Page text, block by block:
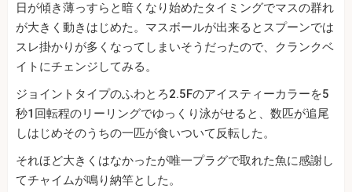
日が傾き薄っすらと暗くなり始めたタイミングでマスの群れ
が大きく動きはじめた。マスボールが出来るとスプーンでは
スレ掛かりが多くなってしまいそうだったので、クランクベ
イトにチェンジしてみる。
ジョイントタイプのふわとろ2.5Fのアイスティーカラーを5
秒1回転程のリーリングでゆっくり泳がせると、数匹が追尾
しはじめそのうちの一匹が食いついて反転した。
それほど大きくはなかったが唯一プラグで取れた魚に感謝し
てチャイムが鳴り納竿とした。